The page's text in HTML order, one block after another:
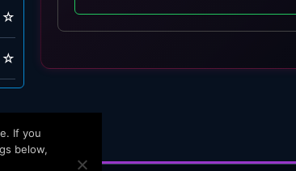
☆
☆
♪ Greek Kamilieriko
♪ Greek Karsilamas
♪
If you
below,